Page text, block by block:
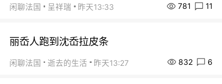
闲聊法国 呈祥瑞 昨天13:33 781 11
丽岙人跑到沈岙拉皮条
闲聊法国 逝去的生活 昨天13:27 832 6